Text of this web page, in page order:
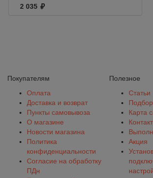
2 035
Покупателям
Оплата
Доставка и возврат
Пункты самовывоза
О магазине
Новости магазина
Политика
конфиденциальности
Согласие на обработку
ПДн
Полезное
Статьи
Карта
Акция